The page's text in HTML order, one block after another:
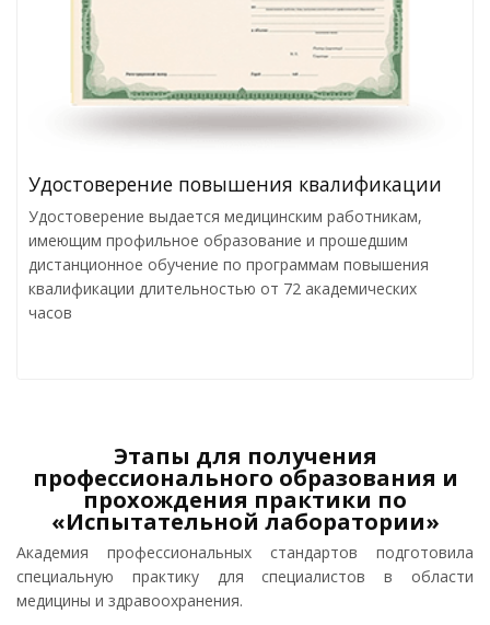
Удостоверение повышения квалификации
Удостоверение выдается медицинским работникам,
имеющим профильное образование и прошедшим
дистанционное обучение по программам повышения
квалификации длительностью от 72 академических
часов
Этапы для получения
профессионального образования и
прохождения практики по
«Испытательной лаборатории»
Академия профессиональных стандартов подготовила
специальную практику для специалистов в области
медицины и здравоохранения.